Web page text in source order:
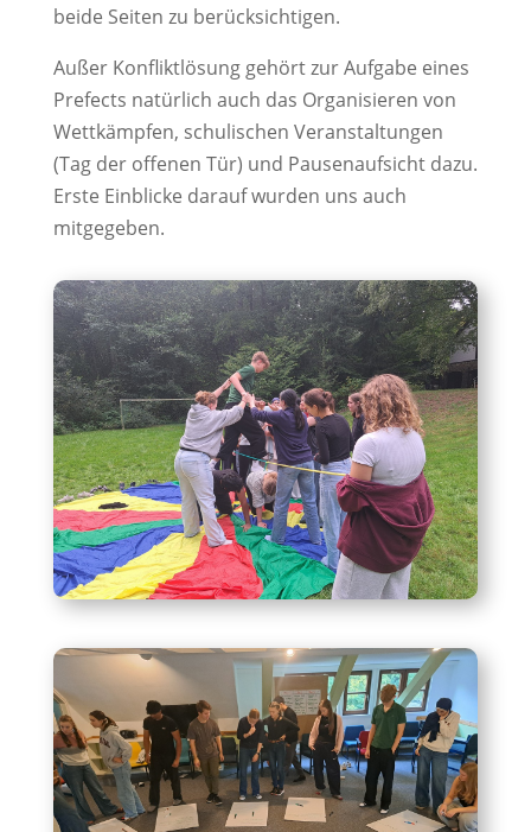
beide Seiten zu berücksichtigen.
Außer Konfliktlösung gehört zur Aufgabe eines
Prefects natürlich auch das Organisieren von
Wettkämpfen, schulischen Veranstaltungen
(Tag der offenen Tür) und Pausenaufsicht dazu.
Erste Einblicke darauf wurden uns auch
mitgegeben.